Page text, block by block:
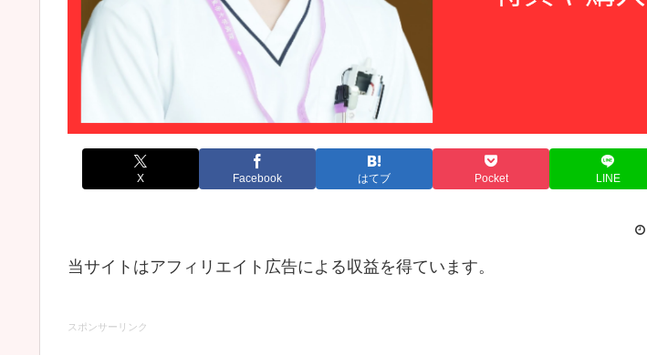
X Facebook はてブ Pocket LINE
当サイトはアフィリエイト広告による収益を得ています。
スポンサーリンク